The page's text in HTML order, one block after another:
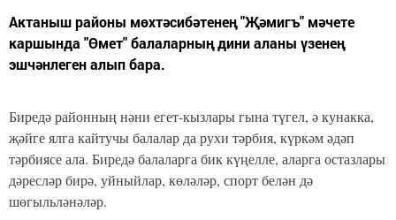
Актаныш районы мөхтәсибәтенең "Җәмигъ" мәчете
каршында "Өмет" балаларның дини аланы үзенең
эшчәнлеген алып бара.
Биредә районның нәни егет-кызлары гына түгел, ә кунакка,
җәйге ялга кайтучы балалар да рухи тәрбия, күркәм әдәп
тәрбиясе ала. Биредә балаларга бик күңелле, аларга остазлары
дәресләр бирә, уйныйлар, көләләр, спорт белән дә
шөгыльләнәләр.